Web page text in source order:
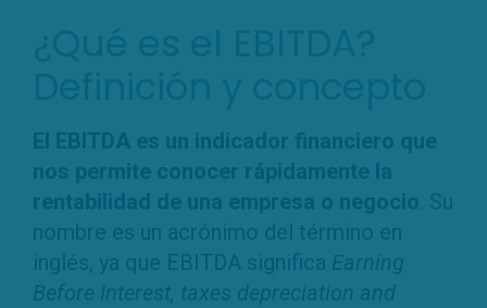
El EBITDA es un indicador financiero que
nos permite conocer rápidamente la
rentabilidad de una empresa o negocio . Su
nombre es un acrónimo del término en
inglés, ya que EBITDA significa Earning
Before Interest, taxes depreciation and